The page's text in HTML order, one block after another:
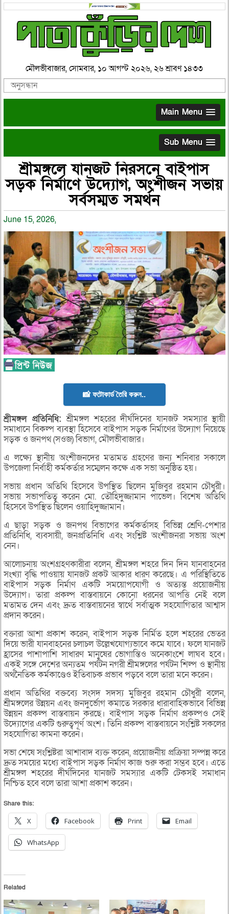
মৌলভীবাজার, সোমবার, ১০ আগস্ট ২০২৬, ২৬ শ্রাবণ ১৪৩৩
Main Menu
Sub Menu
শ্রীমঙ্গলে যানজট নিরসনে বাইপাস
সড়ক নির্মাণে উদ্যোগ, অংশীজন সভায়
সর্বসম্মত সমর্থন
June 15, 2026,
📸 ফটোকার্ড তৈরি করুন..
শ্রীমঙ্গলপ্রতিনিধি: শ্রীমঙ্গল শহরের দীর্ঘদিনের যানজট সমস্যার স্থায়ী
সমাধানে বিকল্প ব্যবস্থা হিসেবে বাইপাস সড়ক নির্মাণের উদ্যোগ নিয়েছে
সড়ক ও জনপথ (সওজ) বিভাগ, মৌলভীবাজার।
এ লক্ষ্যে স্থানীয় অংশীজনদের মতামত গ্রহণের জন্য শনিবার সকালে
উপজেলা নির্বাহী কর্মকর্তার সম্মেলন কক্ষে এক সভা অনুষ্ঠিত হয়।
সভায় প্রধান অতিথি হিসেবে উপস্থিত ছিলেন মুজিবুর রহমান চৌধুরী।
সভায় সভাপতিত্ব করেন মো. তৌহিদুজ্জামান পাভেল। বিশেষ অতিথি
হিসেবে উপস্থিত ছিলেন ওয়াহিদুজ্জামান।
এ ছাড়া সড়ক ও জনপথ বিভাগের কর্মকর্তাসহ বিভিন্ন শ্রেণি-পেশার
প্রতিনিধি, ব্যবসায়ী, জনপ্রতিনিধি এবং সংশ্লিষ্ট অংশীজনরা সভায় অংশ
নেন।
আলোচনায় অংশগ্রহণকারীরা বলেন, শ্রীমঙ্গল শহরে দিন দিন যানবাহনের
সংখ্যা বৃদ্ধি পাওয়ায় যানজট প্রকট আকার ধারণ করেছে। এ পরিস্থিতিতে
বাইপাস সড়ক নির্মাণ একটি সময়োপযোগী ও অত্যন্ত প্রয়োজনীয়
উদ্যোগ। তারা প্রকল্প বাস্তবায়নে কোনো ধরনের আপত্তি নেই বলে
মতামত দেন এবং দ্রুত বাস্তবায়নের স্বার্থে সর্বাত্মক সহযোগিতার আশ্বাস
প্রদান করেন।
বক্তারা আশা প্রকাশ করেন, বাইপাস সড়ক নির্মিত হলে শহরের ভেতর
দিয়ে ভারী যানবাহনের চলাচল উল্লেখযোগ্যভাবে কমে যাবে। ফলে যানজট
হ্রাসের পাশাপাশি সাধারণ মানুষের ভোগান্তিও অনেকাংশে লাঘব হবে।
একই সঙ্গে দেশের অন্যতম পর্যটন নগরী শ্রীমঙ্গলের পর্যটন শিল্প ও স্থানীয়
অর্থনৈতিক কর্মকাণ্ডেও ইতিবাচক প্রভাব পড়বে বলে তারা মনে করেন।
প্রধান অতিথির বক্তব্যে সংসদ সদস্য মুজিবুর রহমান চৌধুরী বলেন,
শ্রীমঙ্গলের উন্নয়ন এবং জনদুর্ভোগ কমাতে সরকার ধারাবাহিকভাবে বিভিন্ন
উন্নয়ন প্রকল্প বাস্তবায়ন করছে। বাইপাস সড়ক নির্মাণ প্রকল্পও সেই
উদ্যোগের একটি গুরুত্বপূর্ণ অংশ। তিনি প্রকল্প বাস্তবায়নে সংশ্লিষ্ট সকলের
সহযোগিতা কামনা করেন।
সভা শেষে সংশ্লিষ্টরা আশাবাদ ব্যক্ত করেন, প্রয়োজনীয় প্রক্রিয়া সম্পন্ন করে
দ্রুত সময়ের মধ্যে বাইপাস সড়ক নির্মাণ কাজ শুরু করা সম্ভব হবে। এতে
শ্রীমঙ্গল শহরের দীর্ঘদিনের যানজট সমস্যার একটি টেকসই সমাধান
নিশ্চিত হবে বলে তারা আশা প্রকাশ করেন।
Share this:
X Facebook Print Email
WhatsApp
Related